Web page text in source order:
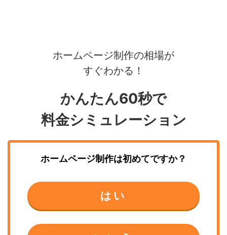
ホームページ制作の相場が
すぐわかる！
かんたん60秒で
料金シミュレーション
ホームページ制作は初めてですか？
はい